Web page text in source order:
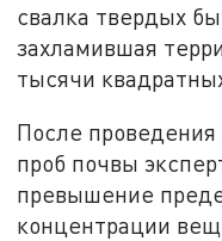
свалка твердых
захламившая
тысячи
После проведения
проб почвы
превышение
концентрации